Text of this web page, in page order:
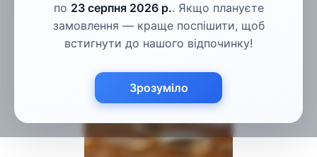
по 23 серпня 2026 р.. Якщо плануєте
замовлення — краще поспішити, щоб
встигнути до нашого відпочинку!
Зрозуміло